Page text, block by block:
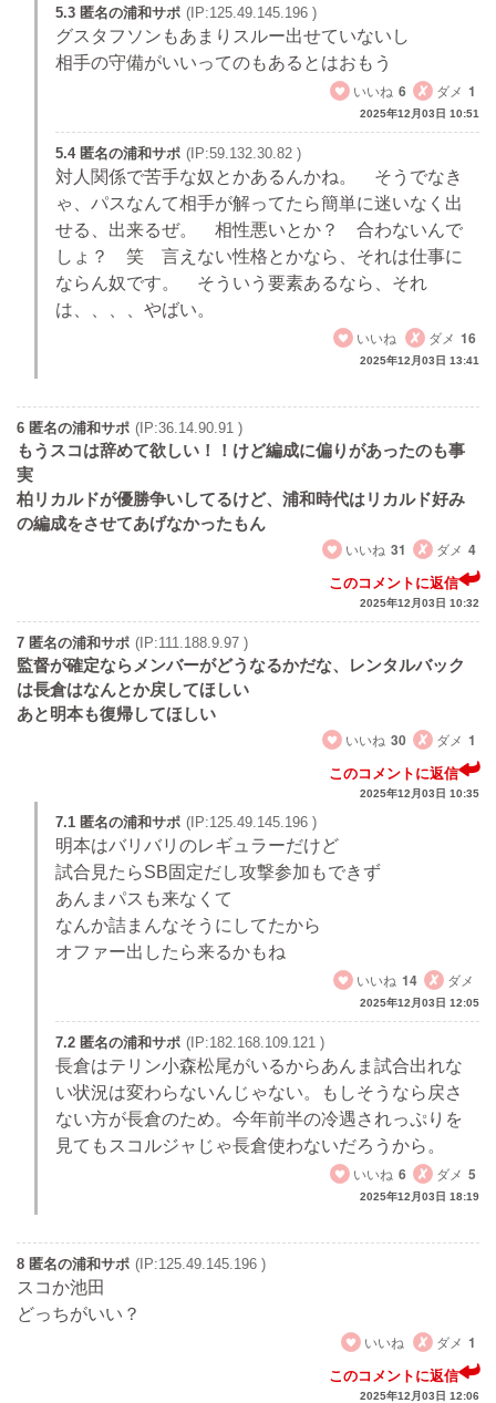
5.3 匿名の浦和サポ (IP:125.49.145.196 )
グスタフソンもあまりスルー出せていないし
相手の守備がいいってのもあるとはおもう
いいね 6 ダメ 1
2025年12月03日 10:51
5.4 匿名の浦和サポ (IP:59.132.30.82 )
対人関係で苦手な奴とかあるんかね。 そうでなき
ゃ、パスなんて相手が解ってたら簡単に迷いなく出
せる、出来るぜ。 相性悪いとか？ 合わないんで
しょ？ 笑 言えない性格とかなら、それは仕事に
ならん奴です。 そういう要素あるなら、それ
は、、、、やばい。
いいね
ダメ 16
2025年12月03日 13:41
6 匿名の浦和サポ (IP:36.14.90.91 )
もうスコは辞めて欲しい！！けど編成に偏りがあったのも事
実
柏リカルドが優勝争いしてるけど、浦和時代はリカルド好み
の編成をさせてあげなかったもん
いいね 31 ダメ 4
このコメントに返信
2025年12月03日 10:32
7 匿名の浦和サポ (IP:111.188.9.97 )
監督が確定ならメンバーがどうなるかだな、レンタルバック
は長倉はなんとか戻してほしい
あと明本も復帰してほしい
いいね 30 ダメ 1
このコメントに返信
2025年12月03日 10:35
7.1 匿名の浦和サポ (IP:125.49.145.196 )
明本はバリバリのレギュラーだけど
試合見たらSB固定だし攻撃参加もできず
あんまパスも来なくて
なんか詰まんなそうにしてたから
オファー出したら来るかもね
いいね 14 ダメ
2025年12月03日 12:05
7.2 匿名の浦和サポ (IP:182.168.109.121 )
長倉はテリン小森松尾がいるからあんま試合出れな
い状況は変わらないんじゃない。もしそうなら戻さ
ない方が長倉のため。今年前半の冷遇されっぷりを
見てもスコルジャじゃ長倉使わないだろうから。
いいね 6 ダメ 5
2025年12月03日 18:19
8 匿名の浦和サポ (IP:125.49.145.196 )
スコか池田
どっちがいい？
いいね
ダメ 1
このコメントに返信
2025年12月03日 12:06